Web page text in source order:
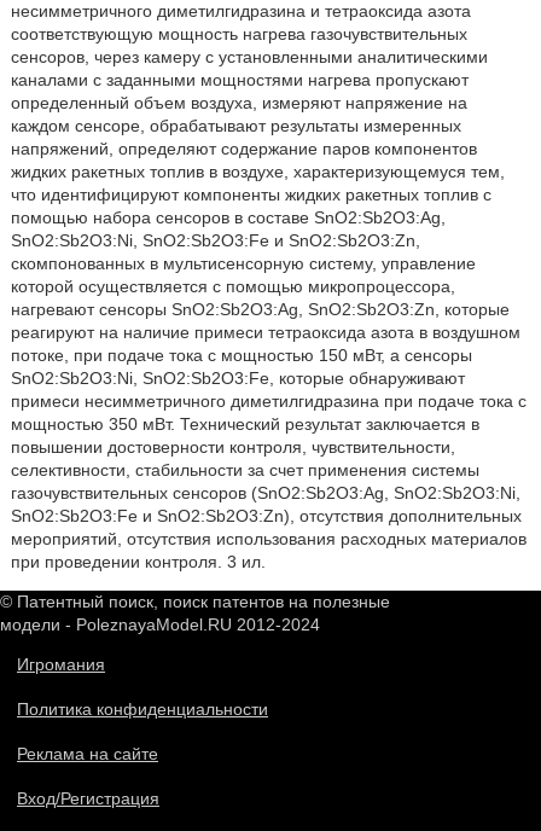
несимметричного диметилгидразина и тетраоксида азота
соответствующую мощность нагрева газочувствительных
сенсоров, через камеру с установленными аналитическими
каналами с заданными мощностями нагрева пропускают
определенный объем воздуха, измеряют напряжение на
каждом сенсоре, обрабатывают результаты измеренных
напряжений, определяют содержание паров компонентов
жидких ракетных топлив в воздухе, характеризующемуся тем,
что идентифицируют компоненты жидких ракетных топлив с
помощью набора сенсоров в составе SnO2:Sb2O3:Ag,
SnO2:Sb2O3:Ni, SnO2:Sb2O3:Fe и SnO2:Sb2O3:Zn,
скомпонованных в мультисенсорную систему, управление
которой осуществляется с помощью микропроцессора,
нагревают сенсоры SnO2:Sb2O3:Ag, SnO2:Sb2O3:Zn, которые
реагируют на наличие примеси тетраоксида азота в воздушном
потоке, при подаче тока с мощностью 150 мВт, а сенсоры
SnO2:Sb2O3:Ni, SnO2:Sb2O3:Fe, которые обнаруживают
примеси несимметричного диметилгидразина при подаче тока с
мощностью 350 мВт. Технический результат заключается в
повышении достоверности контроля, чувствительности,
селективности, стабильности за счет применения системы
газочувствительных сенсоров (SnO2:Sb2O3:Ag, SnO2:Sb2O3:Ni,
SnO2:Sb2O3:Fe и SnO2:Sb2O3:Zn), отсутствия дополнительных
мероприятий, отсутствия использования расходных материалов
при проведении контроля. 3 ил.
© Патентный поиск, поиск патентов на полезные
модели - PoleznayaModel.RU 2012-2024
Игромания
Политика конфиденциальности
Реклама на сайте
Вход/Регистрация